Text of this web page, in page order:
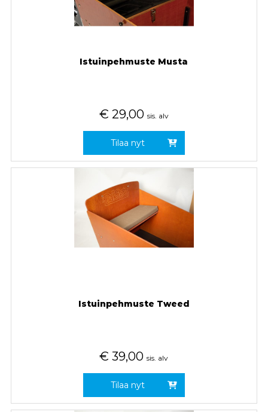
Istuinpehmuste Musta
€ 29,00 sis. alv
Tilaa nyt
Istuinpehmuste Tweed
€ 39,00 sis. alv
Tilaa nyt